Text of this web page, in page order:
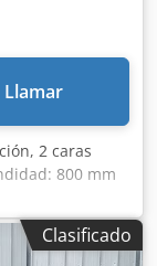
Llamar
2 caras
800 mm
aprox. 600
Clasificado